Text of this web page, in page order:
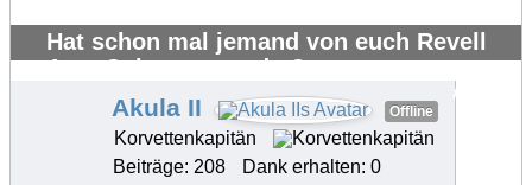
Hat schon mal jemand von euch Revell
AquaColor verwendet?
#20327
Akula II Offline
Korvettenkapitän
Beiträge: 208
Dank erhalten: 0